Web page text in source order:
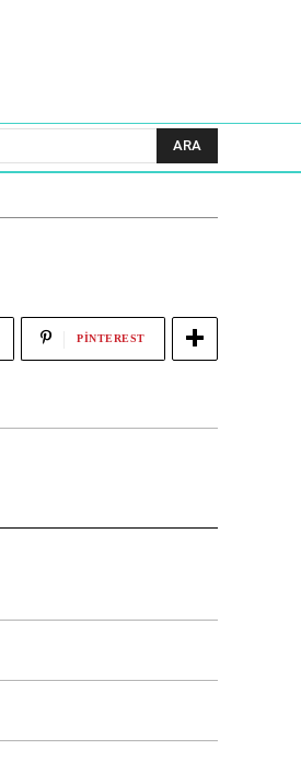
ARA
PINTEREST